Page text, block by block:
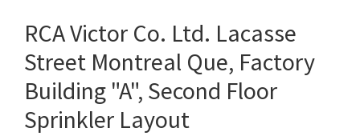
RCA Victor Co. Ltd. Lacasse
Street Montreal Que, Factory
Building "A", Second Floor
Sprinkler Layout